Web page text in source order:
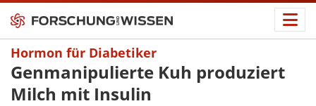
Hormon für Diabetiker
Genmanipulierte Kuh produziert
Milch mit Insulin